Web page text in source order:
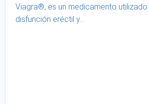
Viagra®, es un medicamento
disfunción eréctil y...